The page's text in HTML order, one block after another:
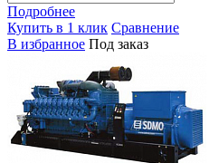
Подробнее
Купить в 1 клик Сравнение
В избранное Под заказ